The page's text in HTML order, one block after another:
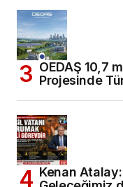
OEDAŞ 10,7
Projesinde
Kenan